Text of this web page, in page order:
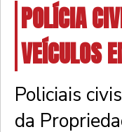
POLÍCIA
VEÍCULOS
Policiais
da